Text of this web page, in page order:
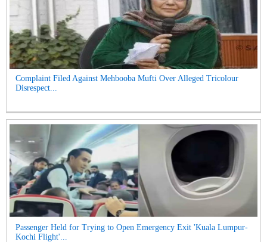
Complaint Filed Against Mehbooba Mufti Over Alleged Tricolour
Disrespect...
Passenger Held for Trying to Open Emergency Exit 'Kuala Lumpur-
Kochi Flight'...